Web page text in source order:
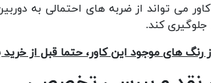
کاور می تواند از ضربه های احتمالی به
کند.
رنگ های موجود این کاور، حتما قبل از